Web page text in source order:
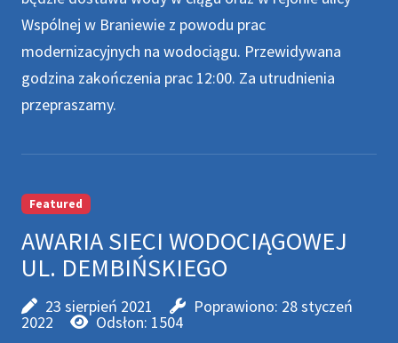
Wspólnej w Braniewie z powodu prac
modernizacyjnych na wodociągu. Przewidywana
godzina zakończenia prac 12:00. Za utrudnienia
przepraszamy.
Featured
AWARIA SIECI WODOCIĄGOWEJ
UL. DEMBIŃSKIEGO
23 sierpień 2021 Poprawiono: 28 styczeń
2022 Odsłon: 1504